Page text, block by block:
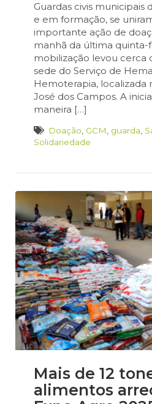
Guardas civis municipais
e em formação, se
importante ação de
manhã da última quinta-
mobilização levou cerca
sede do Serviço de
Hemoterapia, localizada
José dos Campos. A
maneira […]
Doação GCM guarda
Solidariedade
Mais de 12
alimentos